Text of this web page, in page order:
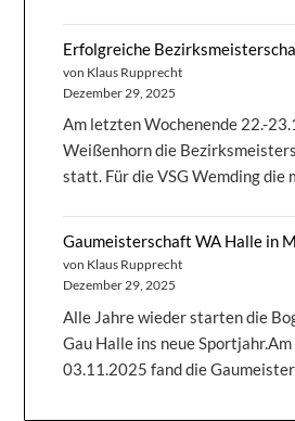
Erfolgreiche
von Klaus Rupprecht
Dezember 29, 2025
Am letzten Wochenende 22.-
Weißenhorn die
statt. Für die VSG Wemding die
Gaumeisterschaft WA Halle in
von Klaus Rupprecht
Dezember 29, 2025
Alle Jahre wieder starten die
Gau Halle ins neue
03.11.2025 fand die